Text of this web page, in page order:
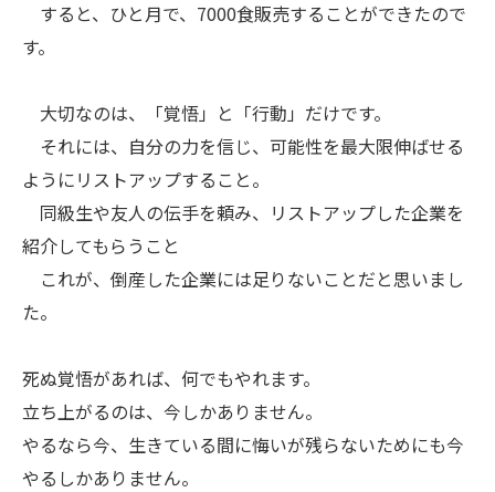
すると、ひと月で、7000食販売することができたので
す。
大切なのは、「覚悟」と「行動」だけです。
それには、自分の力を信じ、可能性を最大限伸ばせる
ようにリストアップすること。
同級生や友人の伝手を頼み、リストアップした企業を
紹介してもらうこと
これが、倒産した企業には足りないことだと思いまし
た。
死ぬ覚悟があれば、何でもやれます。
立ち上がるのは、今しかありません。
やるなら今、生きている間に悔いが残らないためにも今
やるしかありません。